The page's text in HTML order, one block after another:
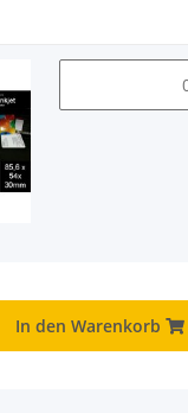
In den Warenkorb